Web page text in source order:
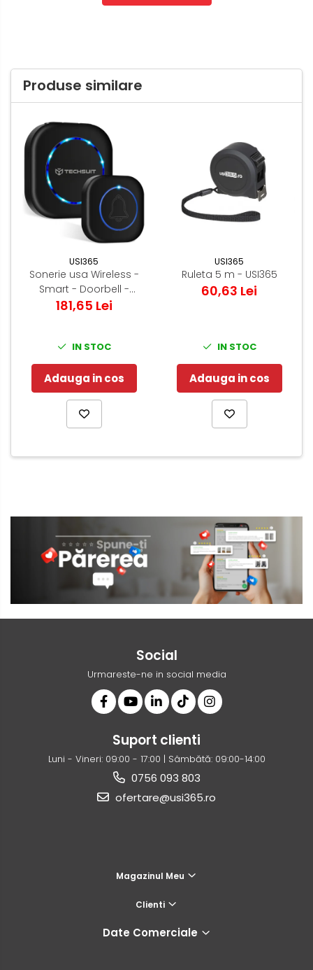
Produse similare
USI365
Sonerie usa Wireless -
Smart - Doorbell -
Acoperire 150m
181,65 Lei
IN STOC
Adauga in cos
USI365
Ruleta 5 m - USI365
60,63 Lei
IN STOC
Adauga in cos
Social
Urmareste-ne in social media
Suport clienti
Luni - Vineri: 09:00 - 17:00 | Sâmbătă: 09:00-14:00
0756 093 803
ofertare@usi365.ro
Magazinul Meu
Clienti
Date Comerciale